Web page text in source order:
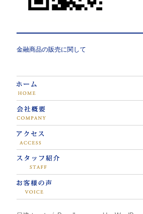
金融商品の販売に関して